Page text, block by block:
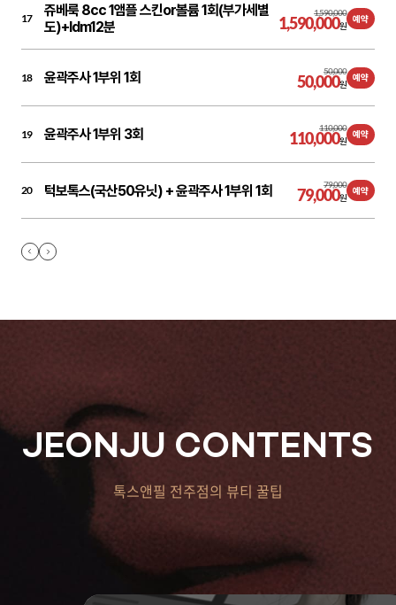
17
쥬베룩 8cc 1앰플 스킨or볼륨 1회(부가세별
도)+ldm12분
1,590,000
1,590,000원
예약
18 윤곽주사 1부위 1회 50,000
50,000원
예약
19 윤곽주사 1부위 3회 110,000
110,000원
예약
20 턱보톡스(국산50유닛) + 윤곽주사 1부위 1회 79,000
79,000원
예약
JEONJU CONTENTS
톡스앤필 전주점의 뷰티 꿀팁